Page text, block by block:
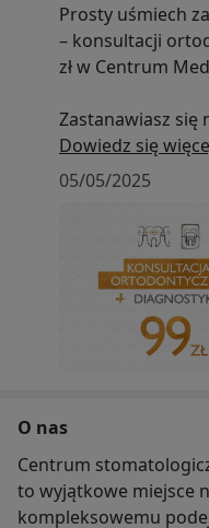
Prosty uśmiech
– konsultacji
zł w Centrum
Zastanawiasz się
A może od
zębów, ale nie
który oceni stan
najlepsze
Podczas wizyty
• oceni stan
• zaproponuje
ortodontycznego
• jeśli będzie taka
RTG, by
Dowiedz się
05/05/2025
O nas
Centrum
to wyjątkowe miejsce
kompleksowemu